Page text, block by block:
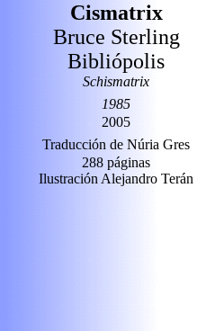
Cismatrix
Bruce Sterling
Bibliópolis
Schismatrix
1985
2005
Traducción de Núria Gres
288 páginas
Ilustración Alejandro Terán